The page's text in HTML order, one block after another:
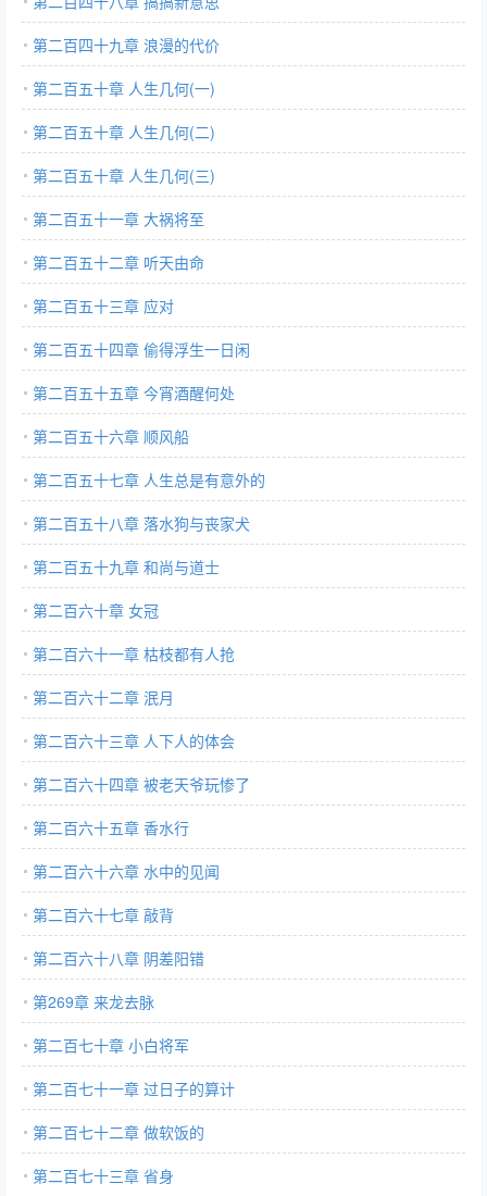
第二百四十九章 浪漫的代价
第二百五十章 人生几何(一)
第二百五十章 人生几何(二)
第二百五十章 人生几何(三)
第二百五十一章 大祸将至
第二百五十二章 听天由命
第二百五十三章 应对
第二百五十四章 偷得浮生一日闲
第二百五十五章 今宵酒醒何处
第二百五十六章 顺风船
第二百五十七章 人生总是有意外的
第二百五十八章 落水狗与丧家犬
第二百五十九章 和尚与道士
第二百六十章 女冠
第二百六十一章 枯枝都有人抢
第二百六十二章 泯月
第二百六十三章 人下人的体会
第二百六十四章 被老天爷玩惨了
第二百六十五章 香水行
第二百六十六章 水中的见闻
第二百六十七章 敲背
第二百六十八章 阴差阳错
第269章 来龙去脉
第二百七十章 小白将军
第二百七十一章 过日子的算计
第二百七十二章 做软饭的
第二百七十三章 省身